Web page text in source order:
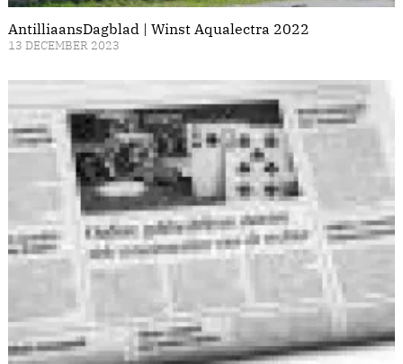
AntilliaansDagblad | Winst Aqualectra 2022
13 DECEMBER 2023